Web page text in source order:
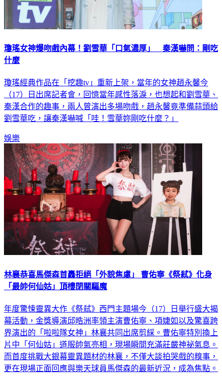
瓊瑤女神爆吻戲內幕！劉雪華「口氣濃厚」 秦漢嚇問：剛吃
什麼
瓊瑤經典作品在「挖趣tv」重新上架，當年的女神趙永馨今
（17）日出席記者會，回憶當年感性落淚，也想起和劉雪華、
秦漢合作的趣事，兩人曾演出多場吻戲，趙永馨竟準備蒜頭給
劉雪華吃，讓秦漢嚇喊「哇！雪華妳剛吃什麼？」
娛樂
林襄恭喜馬傑森首轟拒絕「外貌焦慮」 曹佑寧《祭弒》化身
「最帥何仙姑」頂樓閉關驅魔
年度驚悚靈異大作《祭弒》西門主題場今（17）日舉行盛大揭
幕活動，金獎導演邱晧洲率領主演曹佑寧、項婕如以及驚喜跨
界演出的「啦啦隊女神」林襄共同出席剪綵。曹佑寧特別換上
片中「何仙姑」道服帥氣亮相，現場瞬間充滿莊嚴神祕氣息。
而首度挑戰大銀幕靈異題材的林襄，不僅大談拍哭戲的糗事，
更在現場正面回應與樂天球員馬傑森的最新近況，成為焦點。